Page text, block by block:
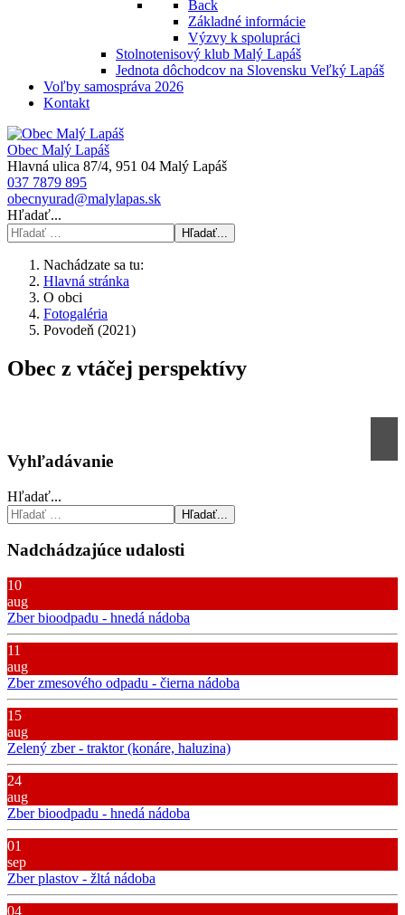
Back
Základné informácie
Výzvy k spolupráci
Stolnotenisový klub Malý Lapáš
Jednota dôchodcov na Slovensku Veľký Lapáš
Voľby samospráva 2026
Kontakt
Obec Malý Lapáš
Hlavná ulica 87/4, 951 04 Malý Lapáš
037 7879 895
obecnyurad@malylapas.sk
Hľadať...
Hľadať...
Nachádzate sa tu:
Hlavná stránka
O obci
Fotogaléria
Povodeň (2021)
Obec z vtáčej perspektívy
Vyhľadávanie
Hľadať...
Hľadať...
Nadchádzajúce udalosti
10
aug
Zber bioodpadu - hnedá nádoba
11
aug
Zber zmesového odpadu - čierna nádoba
15
aug
Zelený zber - traktor (konáre, haluzina)
24
aug
Zber bioodpadu - hnedá nádoba
01
sep
Zber plastov - žltá nádoba
04